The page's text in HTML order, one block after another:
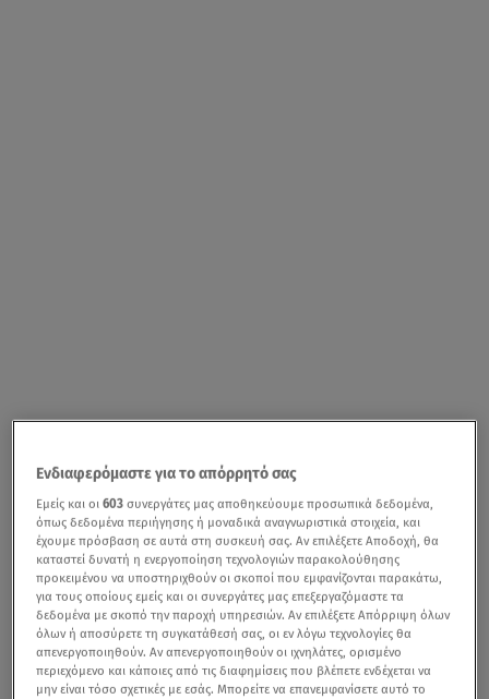
Ενδιαφερόμαστε για το απόρρητό σας
Εμείς και οι603 συνεργάτες μας αποθηκεύουμε προσωπικά δεδομένα,
όπως δεδομένα περιήγησης ή μοναδικά αναγνωριστικά στοιχεία, και
έχουμε πρόσβαση σε αυτά στη συσκευή σας. Αν επιλέξετε Αποδοχή, θα
καταστεί δυνατή η ενεργοποίηση τεχνολογιών παρακολούθησης
προκειμένου να υποστηριχθούν οι σκοποί που εμφανίζονται παρακάτω,
για τους οποίους εμείς και οι συνεργάτες μας επεξεργαζόμαστε τα
δεδομένα με σκοπό την παροχή υπηρεσιών. Αν επιλέξετε Απόρριψη όλων
όλων ή αποσύρετε τη συγκατάθεσή σας, οι εν λόγω τεχνολογίες θα
απενεργοποιηθούν. Αν απενεργοποιηθούν οι ιχνηλάτες, ορισμένο
περιεχόμενο και κάποιες από τις διαφημίσεις που βλέπετε ενδέχεται να
μην είναι τόσο σχετικές με εσάς. Μπορείτε να επανεμφανίσετε αυτό το